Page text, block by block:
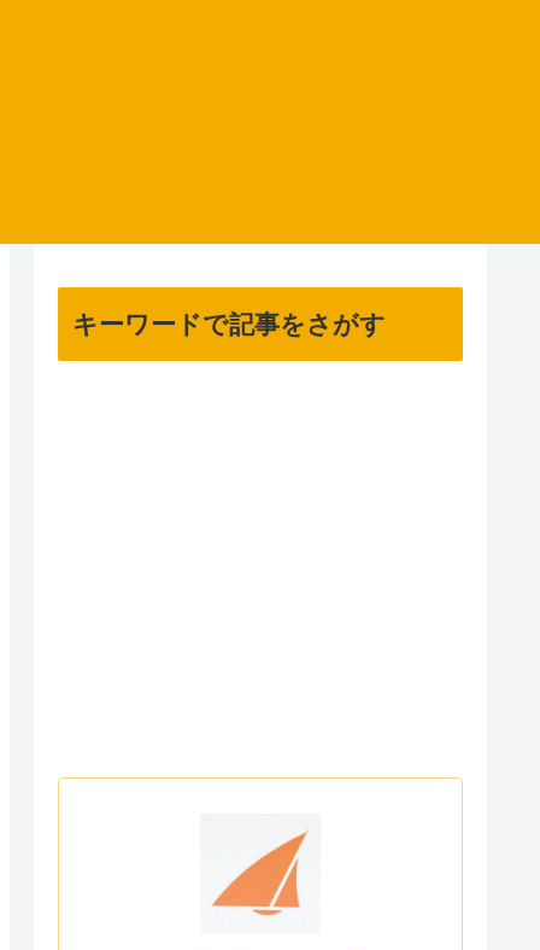
キーワードで記事をさがす